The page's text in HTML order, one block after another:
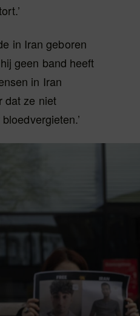
in Iran geboren
geen band heeft
in Iran
dat ze niet